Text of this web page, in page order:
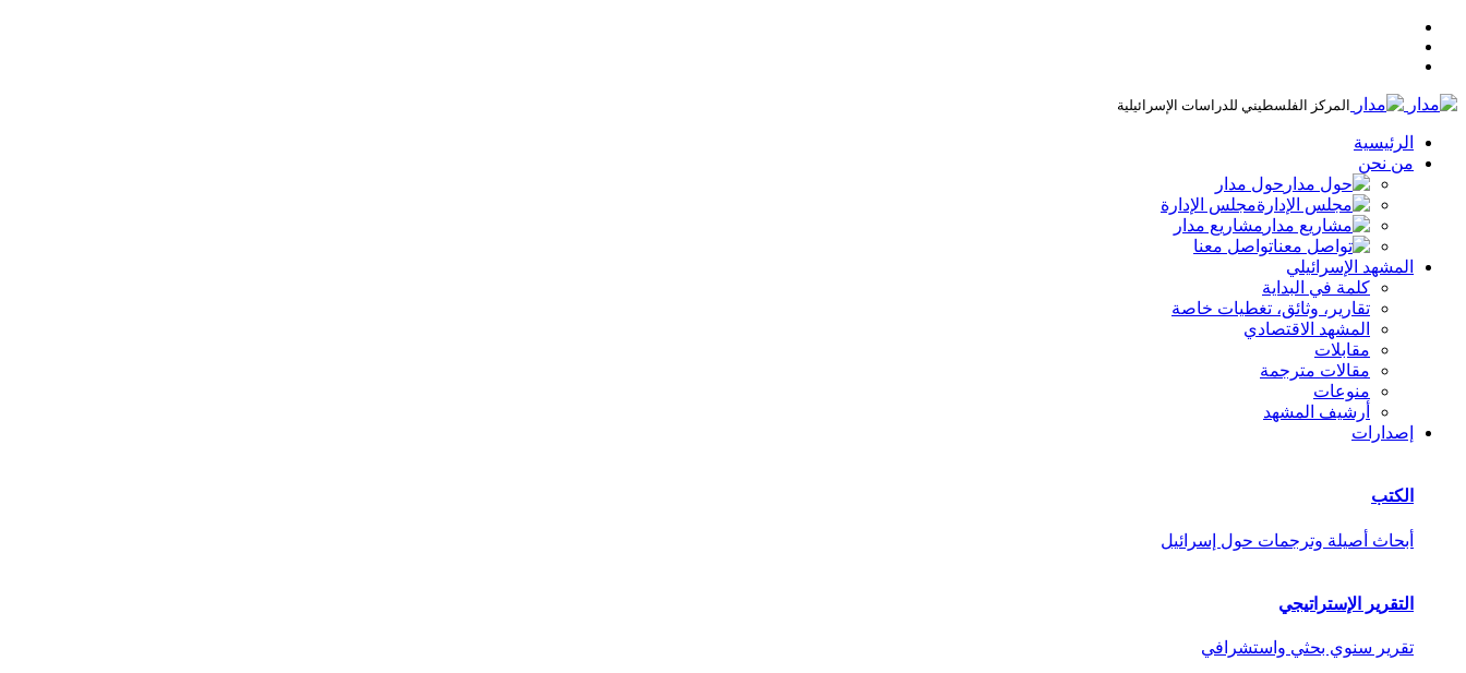
المركز الفلسطيني للدراسات الإسرائيلية
الرئيسية
من نحن
حول مدار
مجلس الإدارة
مشاريع مدار
تواصل معنا
المشهد الإسرائيلي
كلمة في البداية
تقارير، وثائق، تغطيات خاصة
المشهد الاقتصادي
مقابلات
مقالات مترجمة
منوعات
أرشيف المشهد
إصدارات
الكتب
أبحاث أصيلة وترجمات حول إسرائيل
التقرير الإستراتيجي
تقرير سنوي بحثي واستشرافي